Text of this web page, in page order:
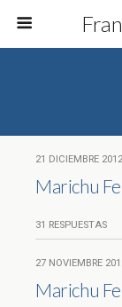
21 DICIEMBRE 2012
Marichu
31 RESPUESTAS
27 NOVIEMBRE
Marichu